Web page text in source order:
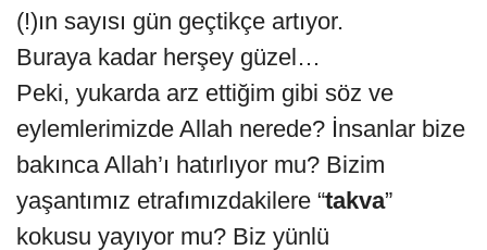
(!)ın sayısı gün geçtikçe artıyor.
Buraya kadar herşey güzel…
Peki, yukarda arz ettiğim gibi söz ve
eylemlerimizde Allah nerede? İnsanlar bize
bakınca Allah’ı hatırlıyor mu? Bizim
yaşantımız etrafımızdakilere “takva”
kokusu yayıyor mu? Biz yünlü